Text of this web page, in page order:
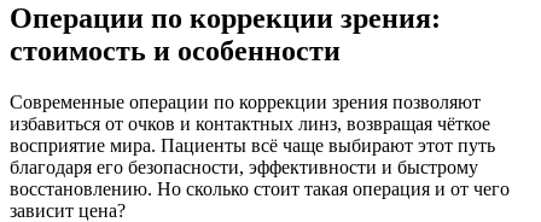
Операции по коррекции зрения:
стоимость и особенности
Современные операции по коррекции зрения позволяют
избавиться от очков и контактных линз, возвращая чёткое
восприятие мира. Пациенты всё чаще выбирают этот путь
благодаря его безопасности, эффективности и быстрому
восстановлению. Но сколько стоит такая операция и от чего
зависит цена?